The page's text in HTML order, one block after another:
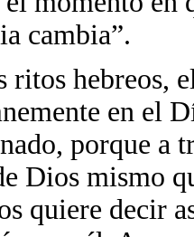
cambia”.
ritos hebreos,
en el
porque a
Dios mismo
quiere decir